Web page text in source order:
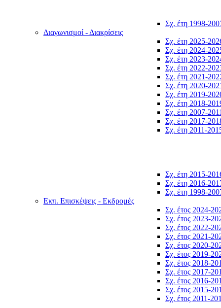
Σχ. έτη 1998-
Διαγωνισμοί - Διακρίσεις
Σχ. έτη 2025-
Σχ. έτη 2024-
Σχ. έτη 2023-
Σχ. έτη 2022-
Σχ. έτη 2021-
Σχ. έτη 2020-
Σχ. έτη 2019-
Σχ. έτη 2018-
Σχ. έτη 2007-
Σχ. έτη 2017-
Σχ. έτη 2011-
Σχ. έτη 2015-
Σχ. έτη 2016-
Σχ. έτη 1998-
Εκπ. Επισκέψεις - Εκδρομές
Σχ. έτος 2024-
Σχ. έτος 2023-
Σχ. έτος 2022-
Σχ. έτος 2021-
Σχ. έτος 2020-
Σχ. έτος 2019-
Σχ. έτος 2018-
Σχ. έτος 2017-
Σχ. έτος 2016-
Σχ. έτος 2015-
Σχ. έτος 2011-